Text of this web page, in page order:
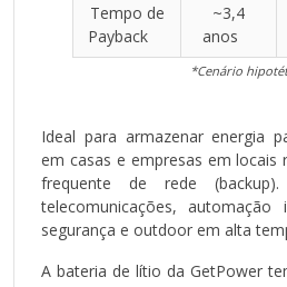
Tempo de
Payback
~3,4
anos
*Cenário
Ideal para armazenar energia
em casas e empresas em
frequente de rede
telecomunicações, automação
segurança e outdoor em alta
A bateria de lítio da GetPower